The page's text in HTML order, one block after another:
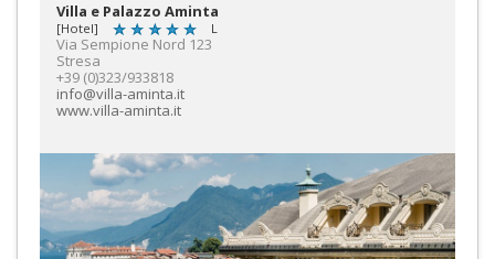
Villa e Palazzo Aminta
[Hotel] L
Via Sempione Nord 123
Stresa
+39 (0)323/933818
info@villa-aminta.it
www.villa-aminta.it